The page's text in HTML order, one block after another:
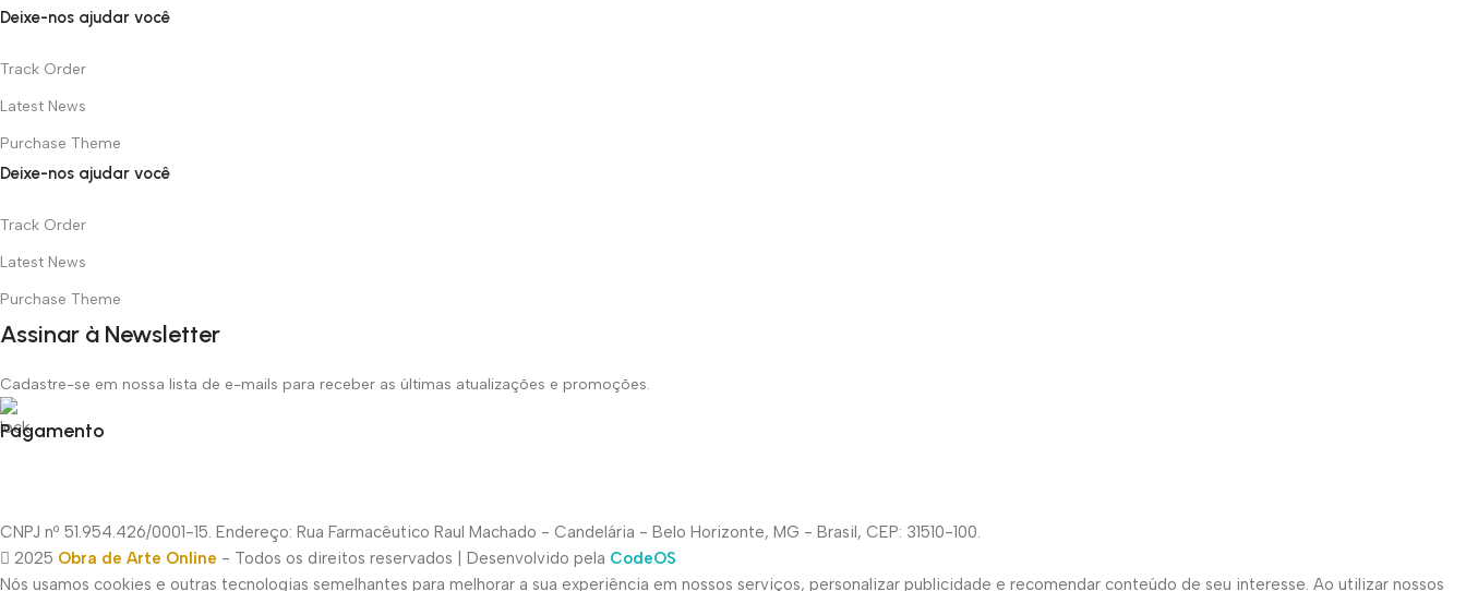
Deixe-nos ajudar você
Track Order
Latest News
Purchase Theme
Deixe-nos ajudar você
Track Order
Latest News
Purchase Theme
Assinar à Newsletter
Cadastre-se em nossa lista de e-mails para receber as últimas atualizações e promoções.
Pagamento
CNPJ nº 51.954.426/0001-15. Endereço: Rua Farmacêutico Raul Machado - Candelária - Belo Horizonte, MG - Brasil, CEP: 31510-100.
2025 Obra de Arte Online - Todos os direitos reservados | Desenvolvido pela CodeOS
Nós usamos cookies e outras tecnologias semelhantes para melhorar a sua experiência em nossos serviços, personalizar publicidade e recomendar conteúdo de seu interesse. Ao utilizar nossos